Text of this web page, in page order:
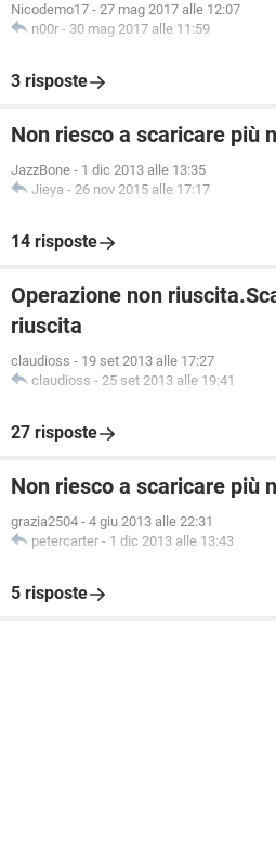
Nicodemo17 - 27 mag 2017 alle 12:07
n00r - 30 mag 2017 alle 11:59
3 risposte
Non riesco a scaricare più
JazzBone - 1 dic 2013 alle 13:35
Jieya - 26 nov 2015 alle 17:17
14 risposte
Operazione non
riuscita
claudioss - 19 set 2013 alle 17:27
claudioss - 25 set 2013 alle 19:41
27 risposte
Non riesco a scaricare più
grazia2504 - 4 giu 2013 alle 22:31
petercarter - 1 dic 2013 alle 13:43
5 risposte